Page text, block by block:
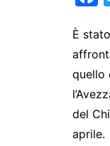
c
o
È
quello
del
aprile.